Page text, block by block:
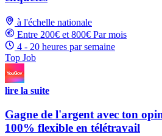
à l'échelle nationale
Entre 200€ et 800€ Par mois
4 - 20 heures par semaine
Top Job
lire la suite
Gagne de l'argent avec ton
100% flexible en télétravail